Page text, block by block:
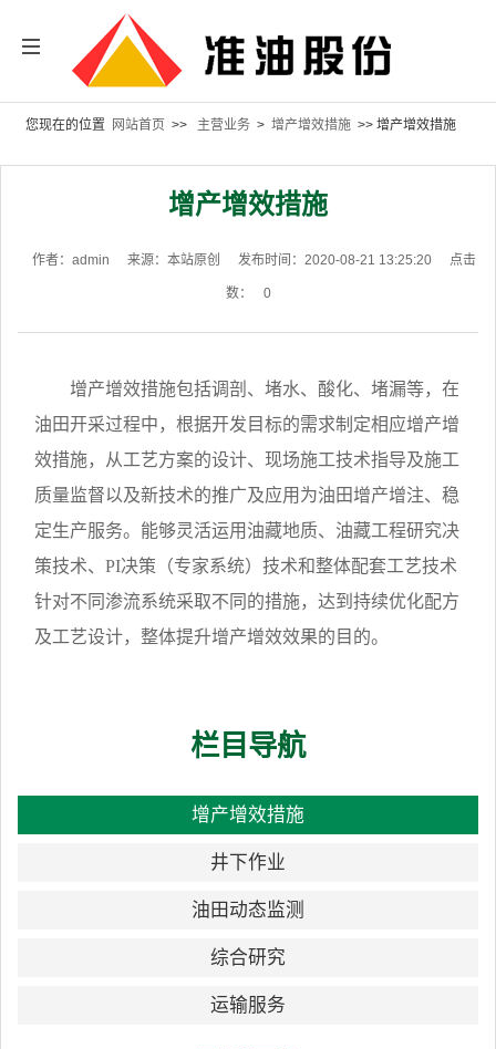
您现在的位置 网站首页 >> 主营业务 > 增产增效措施 >> 增产增效措施
增产增效措施
作者：admin 来源：本站原创 发布时间：2020-08-21 13:25:20 点击
数： 0
增产增效措施包括调剖、堵水、酸化、堵漏等，在
油田开采过程中，根据开发目标的需求制定相应增产增
效措施，从工艺方案的设计、现场施工技术指导及施工
质量监督以及新技术的推广及应用为油田增产增注、稳
定生产服务。能够灵活运用油藏地质、油藏工程研究决
策技术、PI决策（专家系统）技术和整体配套工艺技术
针对不同渗流系统采取不同的措施，达到持续优化配方
及工艺设计，整体提升增产增效效果的目的。
栏目导航
增产增效措施
井下作业
油田动态监测
综合研究
运输服务